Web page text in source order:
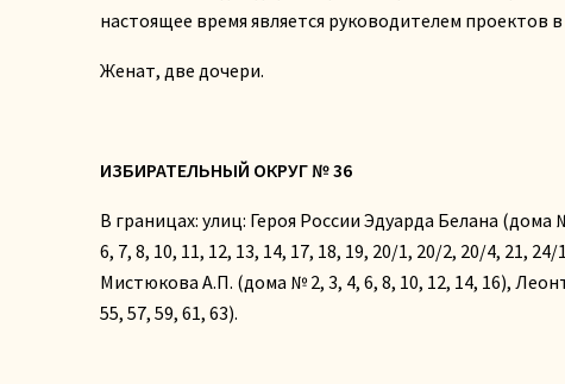
настоящее время является руководителем
Женат, две дочери.
ИЗБИРАТЕЛЬНЫЙ ОКРУГ № 36
В границах: улиц: Героя России Эдуарда Белана (дома
6, 7, 8, 10, 11, 12, 13, 14, 17, 18, 19, 20/1, 20/2, 20/4, 21,
Мистюкова А.П. (дома № 2, 3, 4, 6, 8, 10, 12, 14, 16),
55, 57, 59, 61, 63).